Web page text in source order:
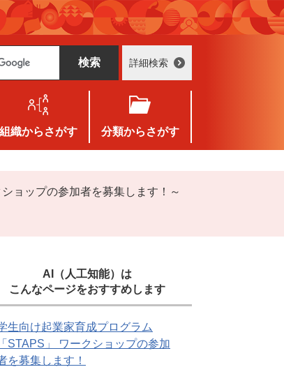
詳細検索
組織からさがす 分類からさがす
ョップの参加者を募集します！～
AI（人工知能）は
こんなページをおすすめします
生向け起業家育成プログラム
「STAPS」 ワークショップの参加
を募集します！